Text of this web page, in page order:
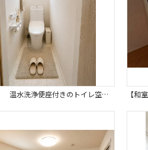
【トイレ】 温水洗浄便座付きのトイレ空間は、毎日の生活を気持ちよく過ごせます。※画像はイメージです。 嬉しいタオルリングやペーパーホルダーも完備です。